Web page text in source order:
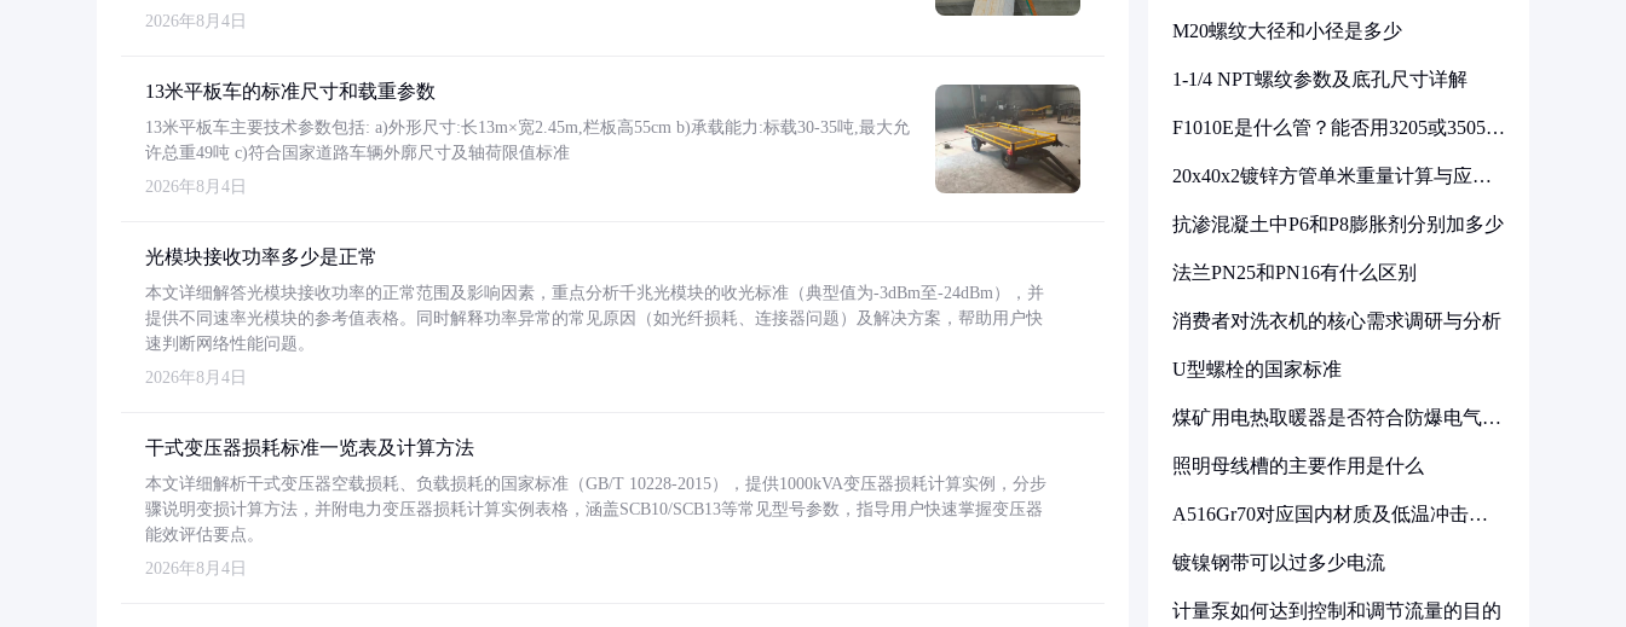
2026年8月4日
13米平板车的标准尺寸和载重参数
13米平板车主要技术参数包括: a)外形尺寸:长13m×宽2.45m,栏板高55cm b)承载能力:标载30-35吨,最大允
许总重49吨 c)符合国家道路车辆外廓尺寸及轴荷限值标准
2026年8月4日
光模块接收功率多少是正常
本文详细解答光模块接收功率的正常范围及影响因素，重点分析千兆光模块的收光标准（典型值为-3dBm至-24dBm），并
提供不同速率光模块的参考值表格。同时解释功率异常的常见原因（如光纤损耗、连接器问题）及解决方案，帮助用户快
速判断网络性能问题。
2026年8月4日
干式变压器损耗标准一览表及计算方法
本文详细解析干式变压器空载损耗、负载损耗的国家标准（GB/T 10228-2015），提供1000kVA变压器损耗计算实例，分步
骤说明变损计算方法，并附电力变压器损耗计算实例表格，涵盖SCB10/SCB13等常见型号参数，指导用户快速掌握变压器
能效评估要点。
2026年8月4日
M20螺纹大径和小径是多少
1-1/4 NPT螺纹参数及底孔尺寸详解
F1010E是什么管？能否用3205或3505代
20x40x2镀锌方管单米重量计算与应用
抗渗混凝土中P6和P8膨胀剂分别加多少
法兰PN25和PN16有什么区别
消费者对洗衣机的核心需求调研与分析
U型螺栓的国家标准
煤矿用电热取暖器是否符合防爆电气设
照明母线槽的主要作用是什么
A516Gr70对应国内材质及低温冲击要
镀镍钢带可以过多少电流
计量泵如何达到控制和调节流量的目的